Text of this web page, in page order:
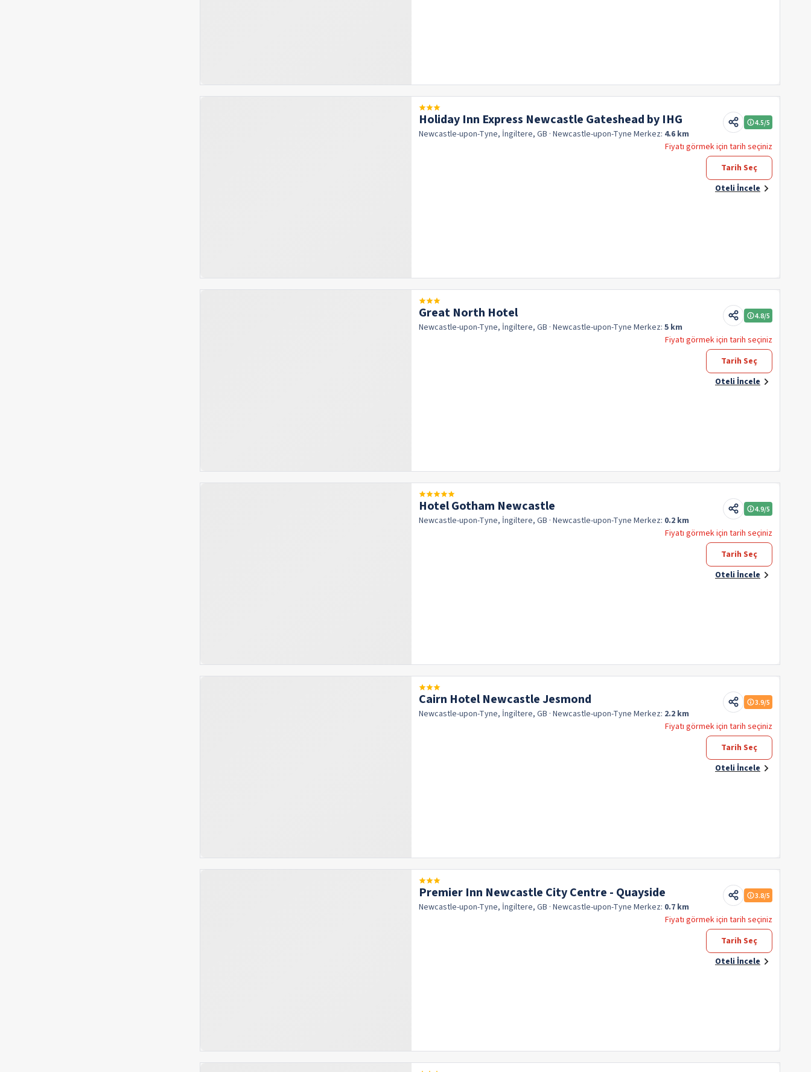
Holiday Inn Express Newcastle Gateshead by IHG
Newcastle-upon-Tyne, İngiltere, GB · Newcastle-upon-Tyne Merkez: 4.6 km
4.5/5
Fiyatı görmek için tarih seçiniz
Tarih Seç
Oteli İncele
Great North Hotel
Newcastle-upon-Tyne, İngiltere, GB · Newcastle-upon-Tyne Merkez: 5 km
4.8/5
Fiyatı görmek için tarih seçiniz
Tarih Seç
Oteli İncele
Hotel Gotham Newcastle
Newcastle-upon-Tyne, İngiltere, GB · Newcastle-upon-Tyne Merkez: 0.2 km
4.9/5
Fiyatı görmek için tarih seçiniz
Tarih Seç
Oteli İncele
Cairn Hotel Newcastle Jesmond
Newcastle-upon-Tyne, İngiltere, GB · Newcastle-upon-Tyne Merkez: 2.2 km
3.9/5
Fiyatı görmek için tarih seçiniz
Tarih Seç
Oteli İncele
Premier Inn Newcastle City Centre - Quayside
Newcastle-upon-Tyne, İngiltere, GB · Newcastle-upon-Tyne Merkez: 0.7 km
3.8/5
Fiyatı görmek için tarih seçiniz
Tarih Seç
Oteli İncele